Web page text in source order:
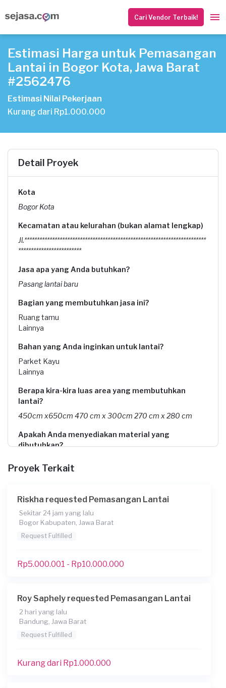
Cari Vendor Terbaik!
Estimasi Harga untuk Pemasangan
Lantai in Bogor Kota, Jawa Barat
#2562476
Estimasi Nilai Pekerjaan
Kurang dari Rp1.000.000
Detail Proyek
Kota
Bogor Kota
Kecamatan atau kelurahan (bukan alamat lengkap)
Jl.************************************************************************
*************************
Jasa apa yang Anda butuhkan?
Pasang lantai baru
Bagian yang membutuhkan jasa ini?
Ruang tamu
Lainnya
Bahan yang Anda inginkan untuk lantai?
Parket Kayu
Lainnya
Berapa kira-kira luas area yang membutuhkan
lantai?
450cm x650cm 470 cm x 300cm 270 cm x 280 cm
Apakah Anda menyediakan material yang
dibutuhkan?
Informasi tambahan
pasang vinyl lantai, cuma belum tau udah ada lem dll atau
belum jadi paling nanti minta tolong dicek dulu trus
Berapa budget total untuk layanan ini?
Proyek Terkait
Riskha requested Pemasangan Lantai
Sekitar 24 jam yang lalu
Bogor Kabupaten, Jawa Barat
Request Fulfilled
Rp5.000.001 - Rp10.000.000
Roy Saphely requested Pemasangan Lantai
2 hari yang lalu
Bandung, Jawa Barat
Request Fulfilled
Kurang dari Rp1.000.000